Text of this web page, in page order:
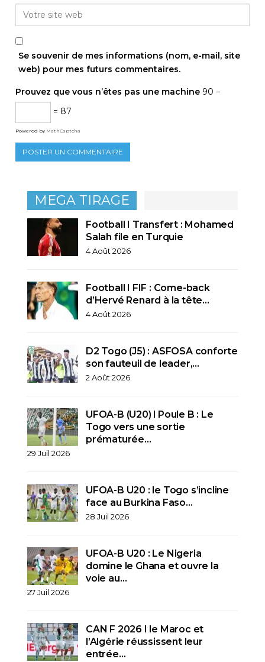
Se souvenir de mes informations (nom, e-mail, site
web) pour mes futurs commentaires.
Prouvez que vous n’êtes pas une machine 90 −
= 87
Powered by MathCaptcha
MEGA TIRAGE
Football I Transfert : Mohamed
Salah file en Turquie
4 Août 2026
Football I FIF : Come-back
d’Hervé Renard à la tête…
4 Août 2026
D2 Togo (J5) : ASFOSA conforte
son fauteuil de leader,…
2 Août 2026
UFOA-B (U20) l Poule B : Le
Togo vers une sortie
prématurée…
29 Juil 2026
UFOA-B U20 : le Togo s’incline
face au Burkina Faso…
28 Juil 2026
UFOA-B U20 : Le Nigeria
domine le Ghana et ouvre la
voie au…
27 Juil 2026
CAN F 2026 I le Maroc et
l’Algérie réussissent leur
entrée…